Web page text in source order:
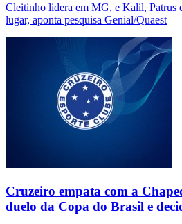
Cleitinho lidera em MG, e Kalil, Patrus
lugar, aponta pesquisa Genial/Quaest
Cruzeiro empata com a
duelo da Copa do Brasil e